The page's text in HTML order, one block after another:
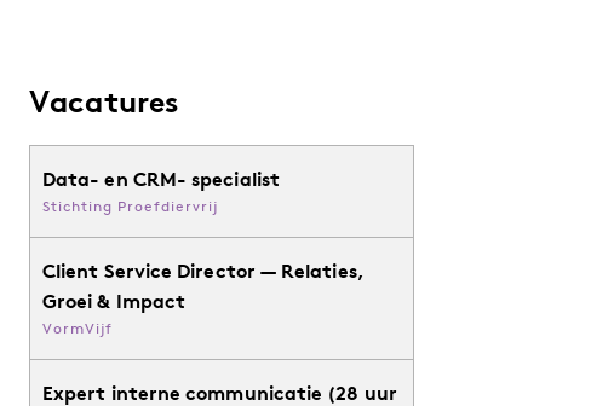
Vacatures
Data- en CRM- specialist
Stichting Proefdiervrij
Client Service Director — Relaties,
Groei & Impact
VormVijf
Expert interne communicatie (28 uur